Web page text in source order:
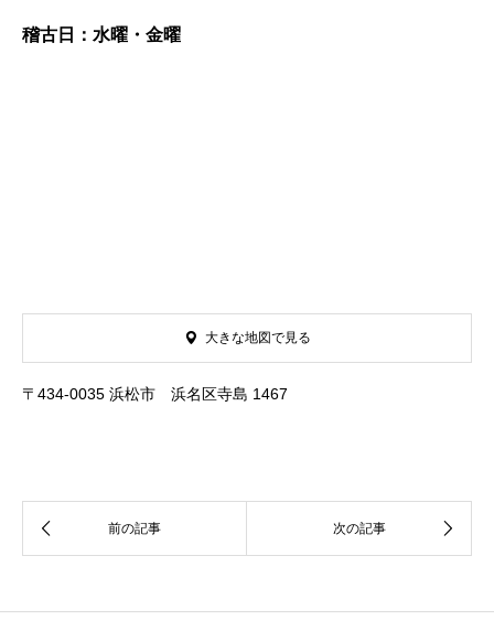
稽古日：水曜・金曜
〒434-0035 浜松市 浜名区寺島 1467
大きな地図で見る